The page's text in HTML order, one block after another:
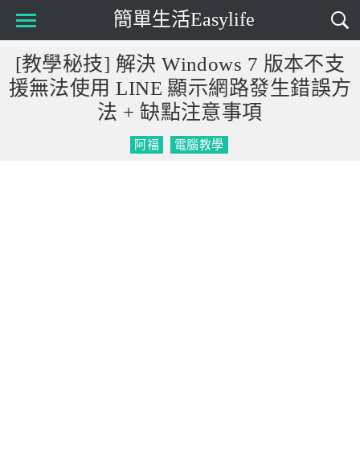
簡單生活Easylife
Main Menu
[教學秘技] 解決 Windows 7 版本不支
援無法使用 LINE 顯示網路發生錯誤方
法 + 缺點注意事項
阿福 電腦教學